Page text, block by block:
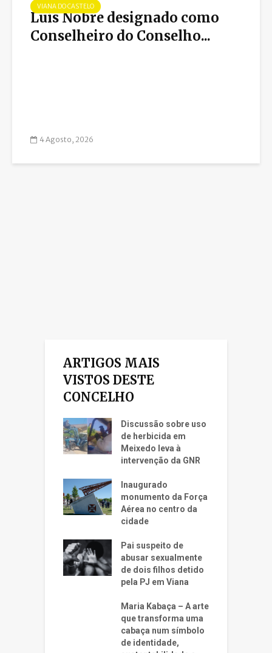
VIANA DO CASTELO
Luís Nobre designado como
Conselheiro do Conselho...
4 Agosto, 2026
ARTIGOS MAIS
VISTOS DESTE
CONCELHO
Discussão sobre uso
de herbicida em
Meixedo leva à
intervenção da GNR
Inaugurado
monumento da Força
Aérea no centro da
cidade
Pai suspeito de
abusar sexualmente
de dois filhos detido
pela PJ em Viana
Maria Kabaça – A arte
que transforma uma
cabaça num símbolo
de identidade,